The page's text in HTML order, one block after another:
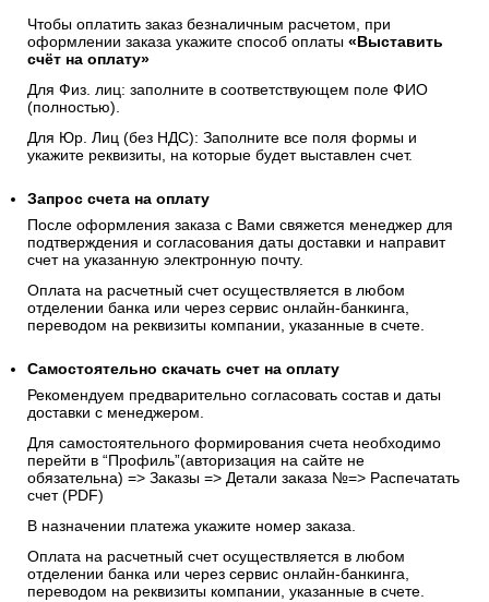
Чтобы оплатить заказ безналичным расчетом, при
оформлении заказа укажите способ оплаты «Выставить
счёт на оплату»
Для Физ. лиц: заполните в соответствующем поле ФИО
(полностью).
Для Юр. Лиц (без НДС): Заполните все поля формы и
укажите реквизиты, на которые будет выставлен счет.
Запрос счета на оплату
После оформления заказа с Вами свяжется менеджер для
подтверждения и согласования даты доставки и направит
счет на указанную электронную почту.
Оплата на расчетный счет осуществляется в любом
отделении банка или через сервис онлайн-банкинга,
переводом на реквизиты компании, указанные в счете.
Самостоятельно скачать счет на оплату
Рекомендуем предварительно согласовать состав и даты
доставки с менеджером.
Для самостоятельного формирования счета необходимо
перейти в “Профиль”(авторизация на сайте не
обязательна) => Заказы => Детали заказа №=> Распечатать
счет (PDF)
В назначении платежа укажите номер заказа.
Оплата на расчетный счет осуществляется в любом
отделении банка или через сервис онлайн-банкинга,
переводом на реквизиты компании, указанные в счете.